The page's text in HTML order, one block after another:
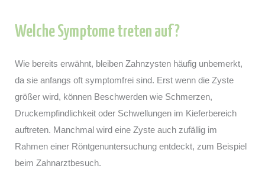
Welche Symptome treten auf?
Wie bereits erwähnt, bleiben Zahnzysten häufig unbemerkt,
da sie anfangs oft symptomfrei sind. Erst wenn die Zyste
größer wird, können Beschwerden wie Schmerzen,
Druckempfindlichkeit oder Schwellungen im Kieferbereich
auftreten. Manchmal wird eine Zyste auch zufällig im
Rahmen einer Röntgenuntersuchung entdeckt, zum Beispiel
beim Zahnarztbesuch.